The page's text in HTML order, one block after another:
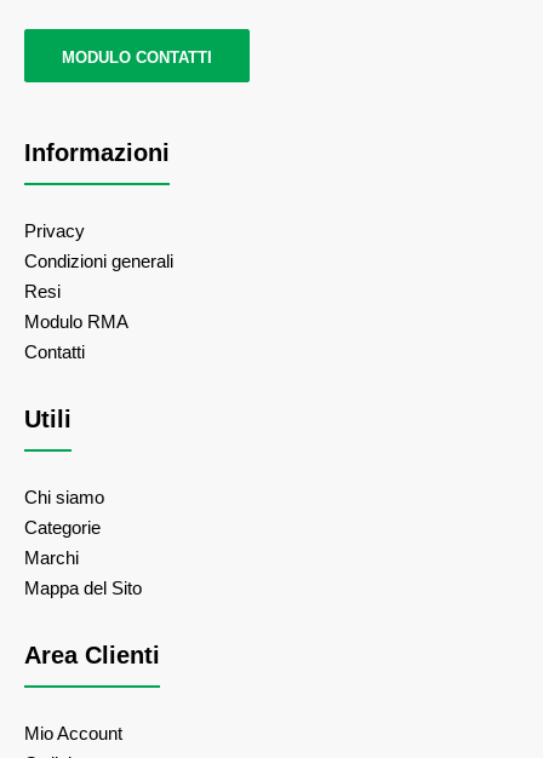
MODULO CONTATTI
Informazioni
Privacy
Condizioni generali
Resi
Modulo RMA
Contatti
Utili
Chi siamo
Categorie
Marchi
Mappa del Sito
Area Clienti
Mio Account